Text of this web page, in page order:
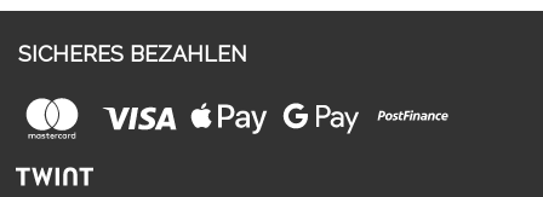
SICHERES BEZAHLEN